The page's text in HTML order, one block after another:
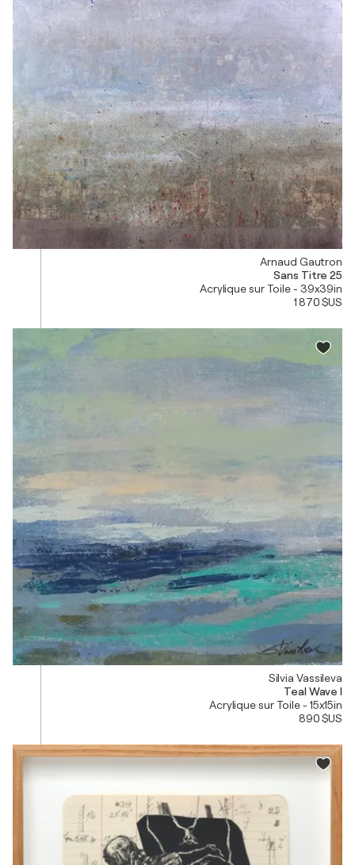
Arnaud Gautron
Sans Titre 25
Acrylique sur Toile - 39x39in
1 870 $US
Silvia Vassileva
Teal Wave I
Acrylique sur Toile - 15x15in
890 $US